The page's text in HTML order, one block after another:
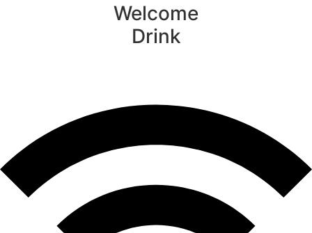
Welcome
Drink